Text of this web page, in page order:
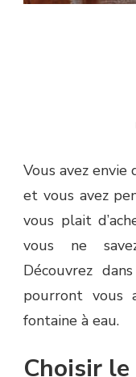
Vous avez
et vous avez
vous plait
vous ne
Découvrez
pourront vous
fontaine à eau.
Choisir